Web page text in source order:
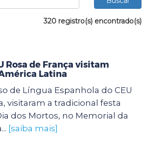
320 registro(s) encontrado(s)
Rosa de França visitam
Latina
de Língua Espanhola do CEU
visitaram a tradicional festa
dos Mortos, no Memorial da
[saiba mais]